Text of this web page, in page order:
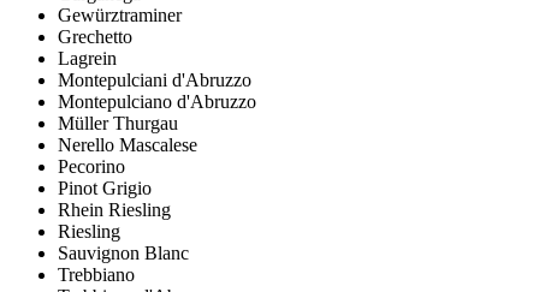
Gewürztraminer
Grechetto
Lagrein
Montepulciani d'Abruzzo
Montepulciano d'Abruzzo
Müller Thurgau
Nerello Mascalese
Pecorino
Pinot Grigio
Rhein Riesling
Riesling
Sauvignon Blanc
Trebbiano